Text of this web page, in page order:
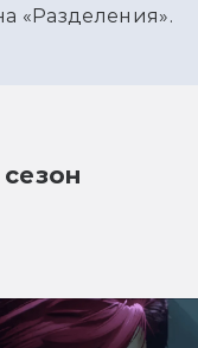
«Разделения».